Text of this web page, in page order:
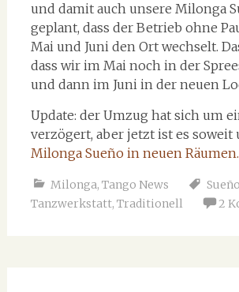
und damit auch unsere Milonga
geplant, dass der Betrieb ohne
Mai und Juni den Ort wechselt.
dass wir im Mai noch in der
und dann im Juni in der neuen
Update: der Umzug hat sich um
verzögert, aber jetzt ist es soweit
Milonga Sueño in neuen
Milonga, Tango News Sueño
Tanzwerkstatt, Traditionell 2